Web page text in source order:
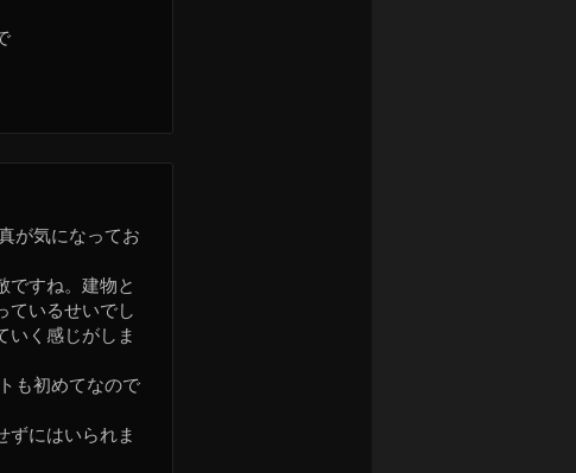
が気になってお
ですね。建物と
ているせいでし
いく感じがしま
も初めてなので
ずにはいられま